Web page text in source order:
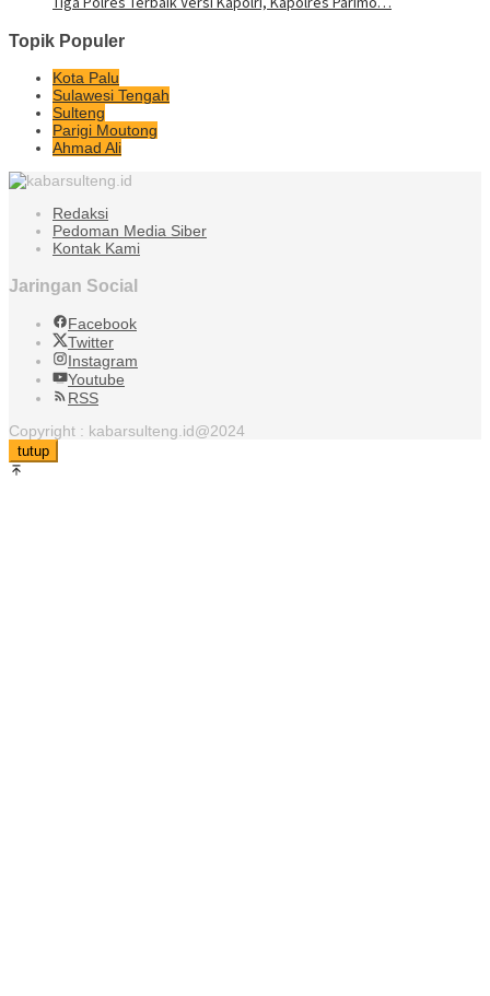
Topik Populer
Kota Palu
Sulawesi Tengah
Sulteng
Parigi Moutong
Ahmad Ali
Redaksi
Pedoman Media Siber
Kontak Kami
Jaringan Social
Facebook
Twitter
Instagram
Youtube
RSS
Copyright : kabarsulteng.id@2024
tutup